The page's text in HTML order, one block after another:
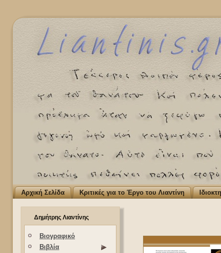
Αρχική Σελίδα Κριτικές για το Έργο του Λιαντίνη
Δημήτρης Λιαντίνης
Βιογραφικό
Βιβλία